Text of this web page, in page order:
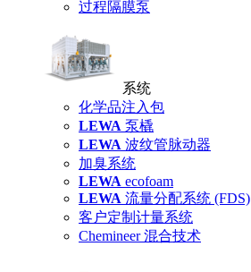
过程隔膜泵
系统
化学品注入包
LEWA 泵橇
LEWA 波纹管脉动器
加臭系统
LEWA ecofoam
LEWA 流量分配系统 (FDS)
客户定制计量系统
Chemineer 混合技术